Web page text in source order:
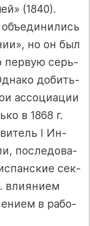
(1840).
но он был
пер­вую серь­
до­бить­
ас­со­ци­ации
в 1868 г.
I Ин­
пос­ле­до­ва­
сек­
вли­яни­ем
в ра­бо­